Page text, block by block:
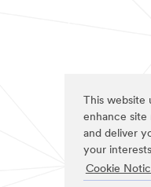
This website
enhance site
and deliver
your
Cookie